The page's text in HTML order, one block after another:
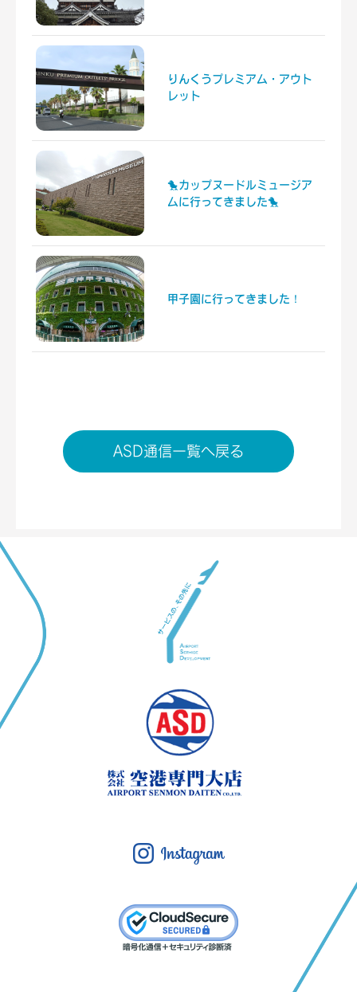
りんくうプレミアム・アウト
レット
🐤カップヌードルミュージア
ムに行ってきました🐤
甲子園に行ってきました！
ASD通信一覧へ戻る